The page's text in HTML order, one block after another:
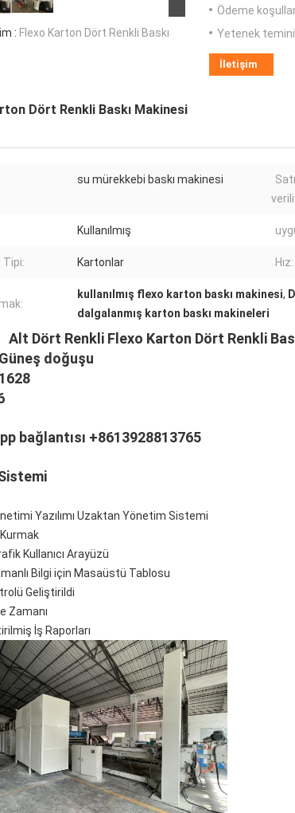
: Flexo Karton Dört Renkli Baskı
Ödeme
Yetenek
İletişim
Dört Renkli Baskı Makinesi
su mürekkebi baskı makinesi
Kullanılmış
Tipi: Kartonlar Hız:
kullanılmış flexo karton baskı makinesi,
dalgalanmış karton baskı makineleri
Alt Dört Renkli Flexo Karton Dört Renkli
doğuşu
bağlantısı +8613928813765
Yazılımı Uzaktan Yönetim Sistemi
Kullanıcı Arayüzü
Bilgi için Masaüstü Tablosu
Geliştirildi
Zamanı
İş Raporları